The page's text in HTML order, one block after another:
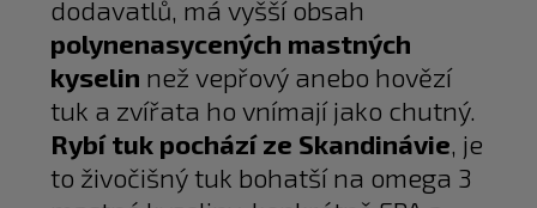
dodavatlů, má vyšší obsah
polynenasycených mastných
kyselin než vepřový anebo hovězí
tuk a zvířata ho vnímají jako chutný.
Rybí tuk pochází ze Skandinávie, je
to živočišný tuk bohatší na omega 3